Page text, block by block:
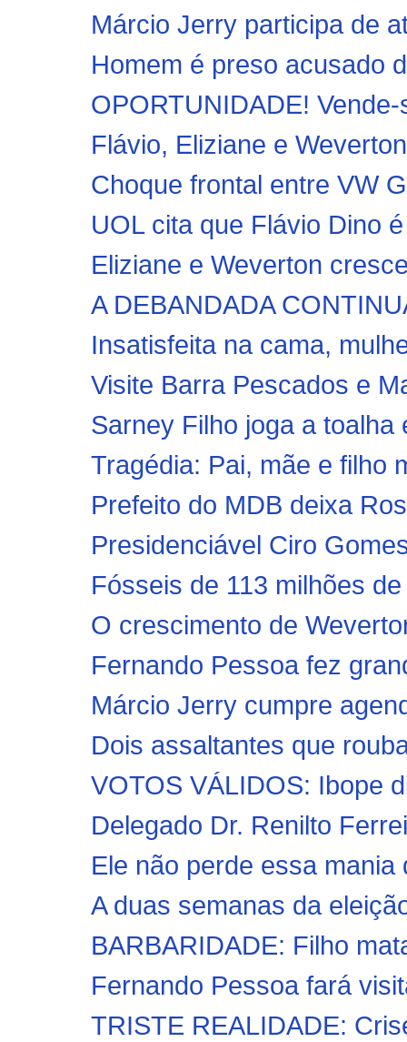
Márcio Jerry participa de
Homem é preso acusado
OPORTUNIDADE!
Flávio, Eliziane e
Choque frontal entre VW
UOL cita que Flávio Dino
Eliziane e Weverton
A DEBANDADA
Insatisfeita na cama,
Visite Barra Pescados e
Sarney Filho joga a
Tragédia: Pai, mãe e filho
Prefeito do MDB deixa
Presidenciável Ciro
Fósseis de 113 milhões
O crescimento de
Fernando Pessoa fez
Márcio Jerry cumpre
Dois assaltantes que
VOTOS VÁLIDOS: Ibope
Delegado Dr. Renilto
Ele não perde essa
A duas semanas da
BARBARIDADE: Filho
Fernando Pessoa fará
TRISTE REALIDADE: